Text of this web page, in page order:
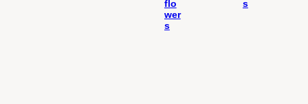
flo
wer
s
s